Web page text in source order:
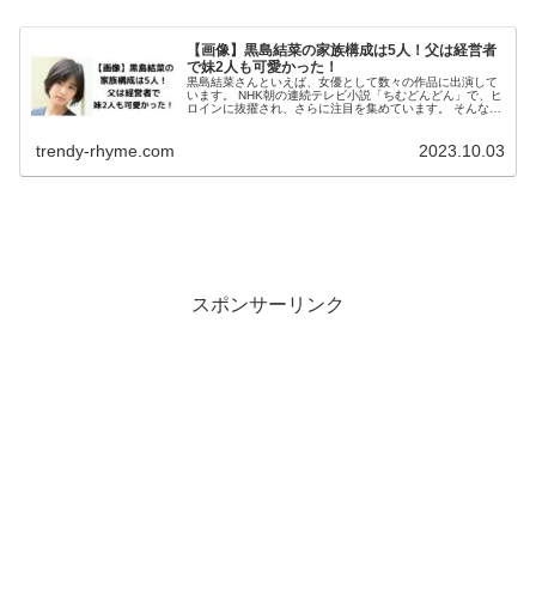
【画像】黒島結菜の家族構成は5人！父は経営者
で妹2人も可愛かった！
黒島結菜さんといえば、女優として数々の作品に出演して
います。 NHK朝の連続テレビ小説「ちむどんどん」で、ヒ
ロインに抜擢され、さらに注目を集めています。 そんな黒
trendy-rhyme.com 2023.10.03
スポンサーリンク